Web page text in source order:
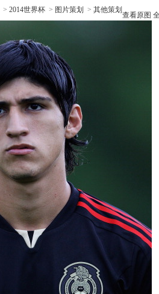
> 2014世界杯 > 图片策划 > 其他策划
查看原图